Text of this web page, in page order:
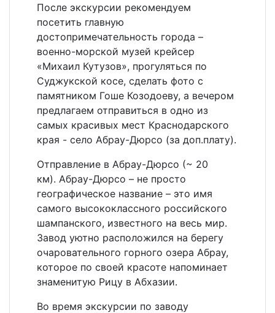
После экскурсии рекомендуем
посетить главную
достопримечательность города –
военно-морской музей крейсер
«Михаил Кутузов», прогуляться по
Суджукской косе, сделать фото с
памятником Гоше Козодоеву, а вечером
предлагаем отправиться в одно из
самых красивых мест Краснодарского
края - село Абрау-Дюрсо (за доп.плату).
Отправление в Абрау-Дюрсо (~ 20
км). Абрау-Дюрсо – не просто
географическое название – это имя
самого высококлассного российского
шампанского, известного на весь мир.
Завод уютно расположился на берегу
очаровательного горного озера Абрау,
которое по своей красоте напоминает
знаменитую Рицу в Абхазии.
Во время экскурсии по заводу